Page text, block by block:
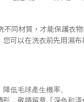
同材質，才能保護衣物
可以在洗衣前先用濕
低毛球產生機率。